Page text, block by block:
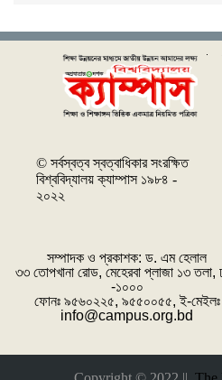
© সর্বস্বত্ব স্বত্বাধিকার সংরক্ষিত
বিশ্ববিদ্যালয় ক্যাম্পাস ১৯৮৪ -
২০২২
সম্পাদক ও প্রকাশক: ‌ড. এম হেলাল
৩৩ তোপখানা রোড, মেহেরবা প্লাজা ১৩ তলা,
-১০০০
ফোনঃ ৯৫৬০২২৫, ৯৫৫০০৫৫, ই-মেইলঃ
info@campus.org.bd